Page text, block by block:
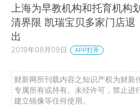
上海为早教机构和托育机构划
清界限 凯瑞宝贝多家门店退
出
2019年08月09日 APP打开
财新网所刊载内容之知识产权为财新
专属所有或持有。未经许可，禁止进
建立镜像等任何使用。